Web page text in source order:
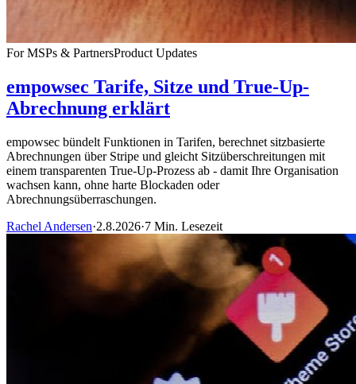
For MSPs & PartnersProduct Updates
empowsec Tarife, Sitze und True-Up-
Abrechnung erklärt
empowsec bündelt Funktionen in Tarifen, berechnet sitzbasierte
Abrechnungen über Stripe und gleicht Sitzüberschreitungen mit
einem transparenten True-Up-Prozess ab - damit Ihre Organisation
wachsen kann, ohne harte Blockaden oder
Abrechnungsüberraschungen.
Rachel Andersen·2.8.2026·7 Min. Lesezeit